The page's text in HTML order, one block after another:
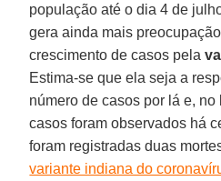
população até o dia 4 de
gera ainda mais
crescimento de casos pela
Estima-se que ela seja a
número de casos por lá e, no
casos foram observados há
foram registradas duas
variante indiana do